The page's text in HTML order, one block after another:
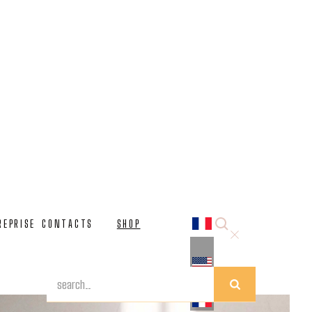
CONTACTS SHOP
vos espaces avec élégance. Fabriquées à la main
offrant une touche de luxe et d'unicité à tout